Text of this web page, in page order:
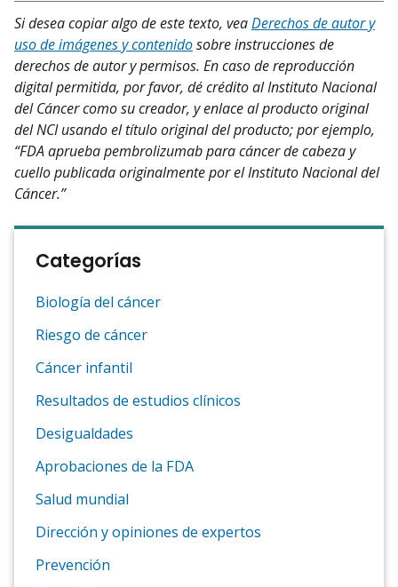
Si desea copiar algo de este texto, veaDerechos de autor y
uso de imágenes y contenidosobre instrucciones de
derechos de autor y permisos. En caso de reproducción
digital permitida, por favor, dé crédito al Instituto Nacional
del Cáncer como su creador, y enlace al producto original
del NCI usando el título original del producto; por ejemplo,
“FDA aprueba pembrolizumab para cáncer de cabeza y
cuello publicada originalmente por el Instituto Nacional del
Cáncer.”
Categorías
Biología del cáncer
Riesgo de cáncer
Cáncer infantil
Resultados de estudios clínicos
Desigualdades
Aprobaciones de la FDA
Salud mundial
Dirección y opiniones de expertos
Prevención